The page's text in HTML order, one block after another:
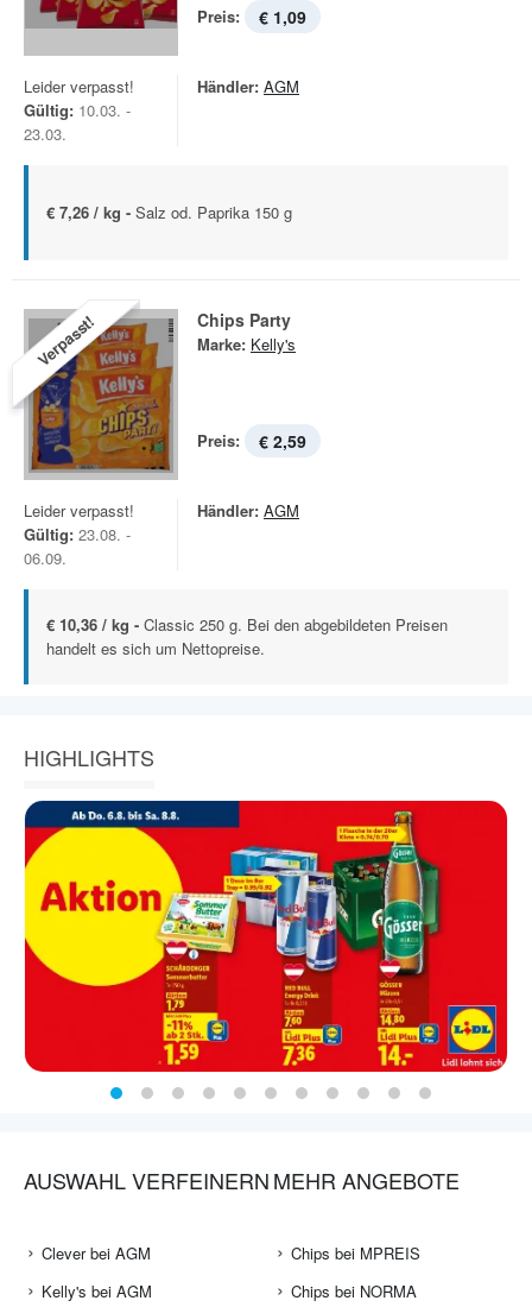
Preis: € 1,09
Leider verpasst!
Gültig: 10.03. -
23.03.
Händler: AGM
€ 7,26 / kg - Salz od. Paprika 150 g
Verpasst! Chips Party
Marke: Kelly's
Preis: € 2,59
Leider verpasst!
Gültig: 23.08. -
06.09.
Händler: AGM
€ 10,36 / kg - Classic 250 g. Bei den abgebildeten Preisen
handelt es sich um Nettopreise.
HIGHLIGHTS
AUSWAHL VERFEINERN
Clever bei AGM
Kelly's bei AGM
MEHR ANGEBOTE
Chips bei MPREIS
Chips bei NORMA